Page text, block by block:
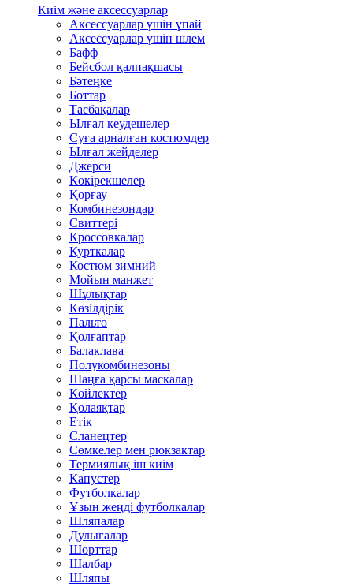
Киім және аксессуарлар
Аксессуарлар үшін ұпай
Аксессуарлар үшін шлем
Бафф
Бейсбол қалпақшасы
Бәтеңке
Боттар
Тасбақалар
Ылғал кеудешелер
Суға арналған костюмдер
Ылғал жейделер
Джерси
Көкірекшелер
Қорғау
Комбинезондар
Свиттері
Кроссовкалар
Курткалар
Костюм зимний
Мойын манжет
Шұлықтар
Көзілдірік
Пальто
Қолғаптар
Балаклава
Полукомбинезоны
Шаңға қарсы маскалар
Көйлектер
Қолаяқтар
Етік
Сланецтер
Сөмкелер мен рюкзактар
Термиялық іш киім
Капустер
Футболкалар
Ұзын жеңді футболкалар
Шляпалар
Дулығалар
Шорттар
Шалбар
Шляпы